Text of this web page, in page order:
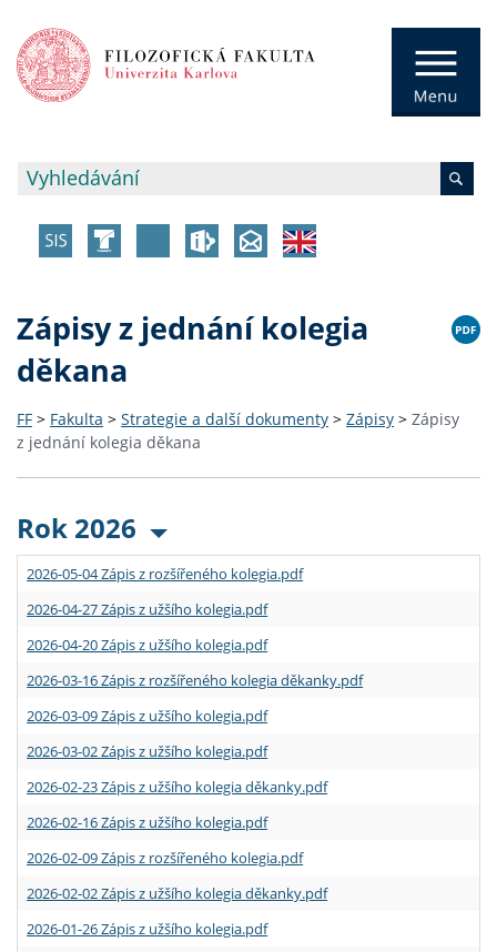
Zápisy z jednání kolegia
děkana
FF > Fakulta > Strategie a další dokumenty > Zápisy > Zápisy
z jednání kolegia děkana
Rok 2026
2026-05-04 Zápis z rozšířeného kolegia.pdf
2026-04-27 Zápis z užšího kolegia.pdf
2026-04-20 Zápis z užšího kolegia.pdf
2026-03-16 Zápis z rozšířeného kolegia děkanky.pdf
2026-03-09 Zápis z užšího kolegia.pdf
2026-03-02 Zápis z užšího kolegia.pdf
2026-02-23 Zápis z užšího kolegia děkanky.pdf
2026-02-16 Zápis z užšího kolegia.pdf
2026-02-09 Zápis z rozšířeného kolegia.pdf
2026-02-02 Zápis z užšího kolegia děkanky.pdf
2026-01-26 Zápis z užšího kolegia.pdf